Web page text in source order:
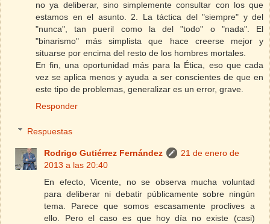
no ya deliberar, sino simplemente consultar con los que
estamos en el asunto. 2. La táctica del "siempre" y del
"nunca", tan pueril como la del "todo" o "nada". El
"binarismo" más simplista que hace creerse mejor y
situarse por encima del resto de los hombres mortales.
En fin, una oportunidad más para la Ética, eso que cada
vez se aplica menos y ayuda a ser conscientes de que en
este tipo de problemas, generalizar es un error, grave.
Responder
Respuestas
Rodrigo Gutiérrez Fernández
21 de enero de
2013 a las 20:40
En efecto, Vicente, no se observa mucha voluntad
para deliberar ni debatir públicamente sobre ningún
tema. Parece que somos escasamente proclives a
ello. Pero el caso es que hoy día no existe (casi)